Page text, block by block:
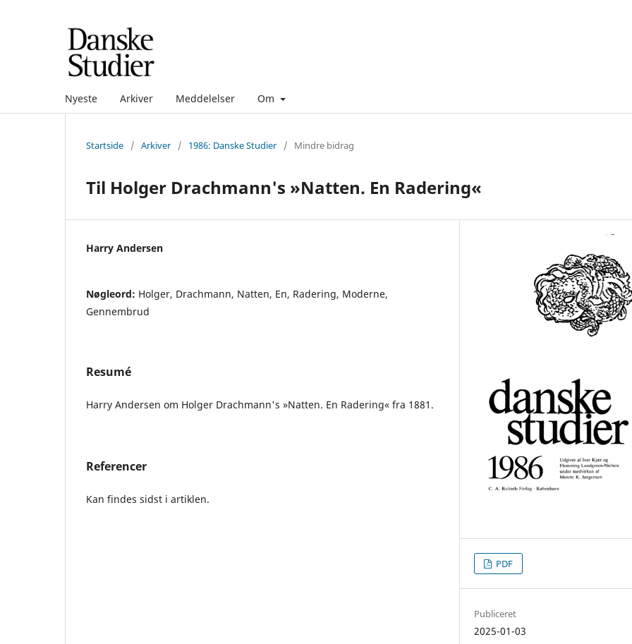
Nyeste Arkiver Meddelelser Om
Startside / Arkiver / 1986: Danske Studier / Mindre bidrag
Til Holger Drachmann's »Natten. En Radering«
Harry Andersen
Nøgleord: Holger, Drachmann, Natten, En, Radering, Moderne,
Gennembrud
Resumé
Harry Andersen om Holger Drachmann's »Natten. En Radering« fra 1881.
Referencer
Kan findes sidst i artiklen.
PDF
Publiceret
2025-01-03